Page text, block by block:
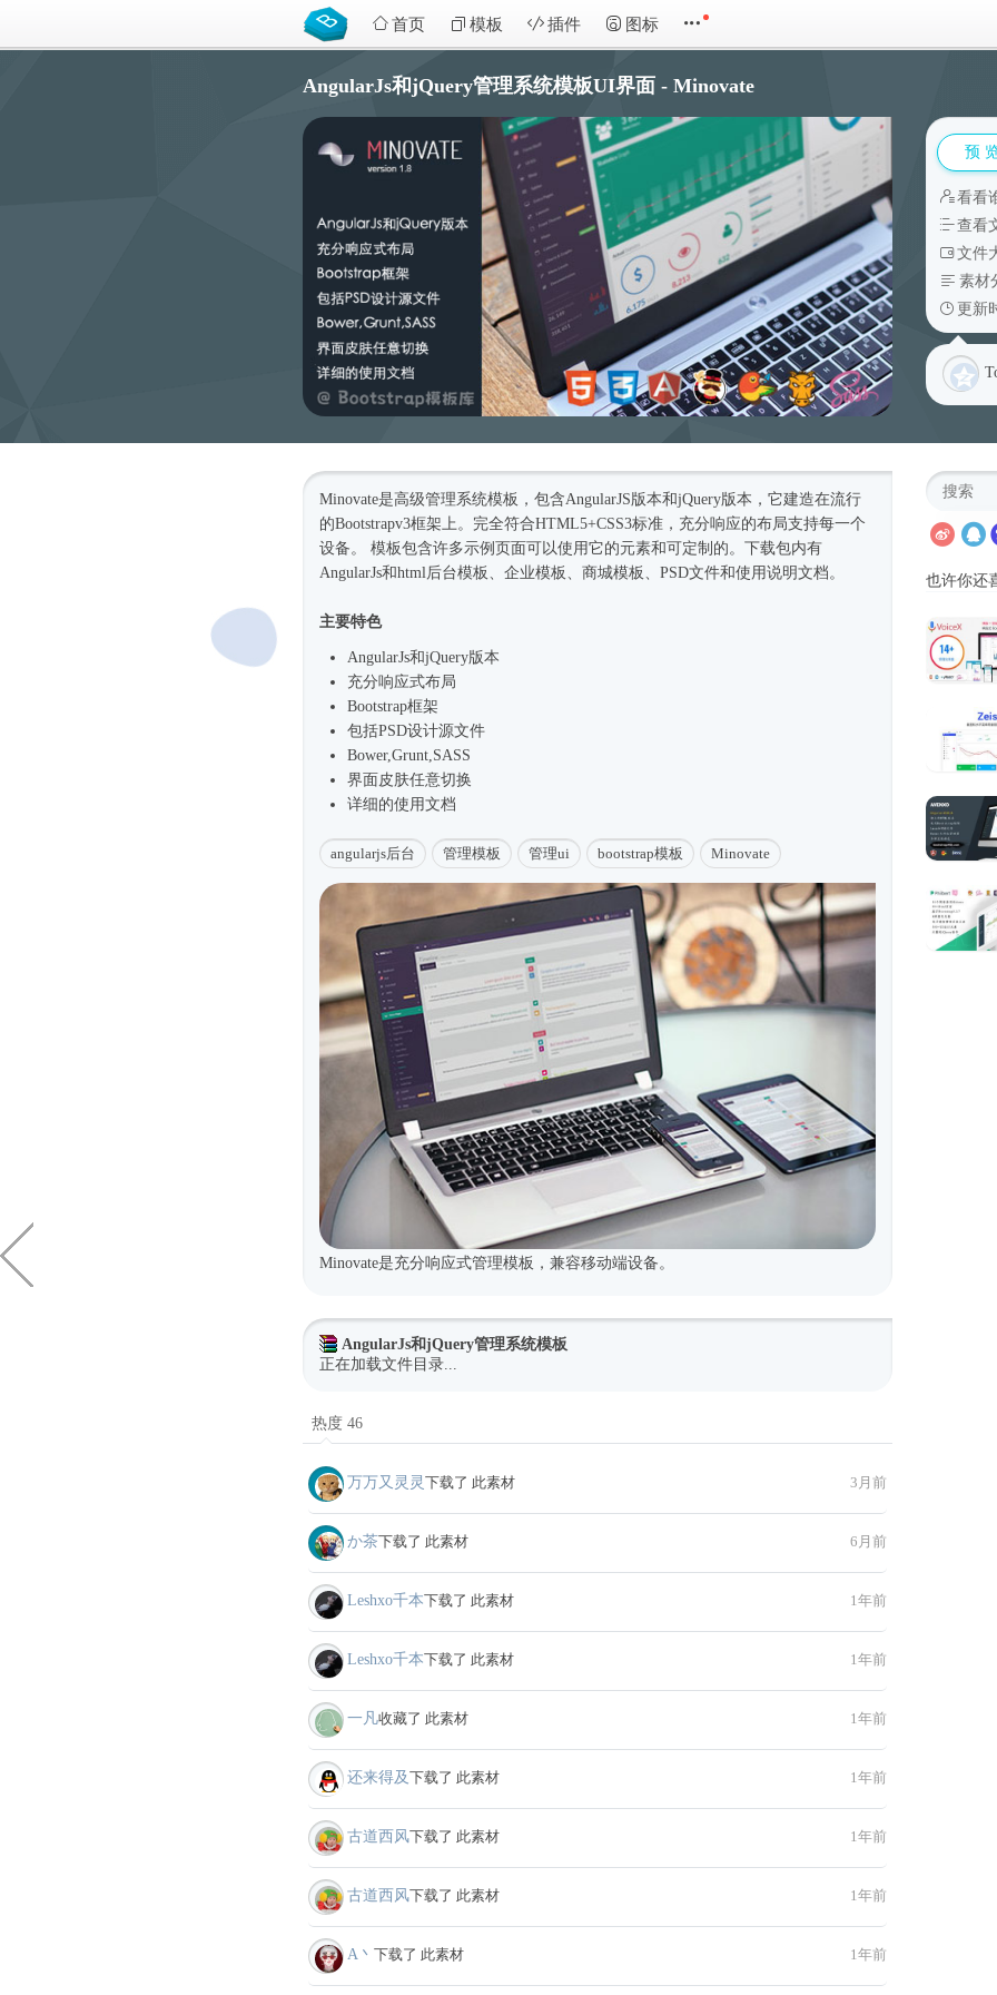
首页 模板 插件 图标
AngularJs和jQuery管理系统模板UI界面 - Minovate
预
看看
查看
文件
素材
更新
Minovate是高级管理系统模板，包含AngularJS版本和jQuery版本，它建造在流行
的Bootstrapv3框架上。完全符合HTML5+CSS3标准，充分响应的布局支持每一个
设备。 模板包含许多示例页面可以使用它的元素和可定制的。下载包内有
AngularJs和html后台模板 、企业模板 、商城模板、PSD文件和使用说明文档。
主要特色
AngularJs和jQuery版本
充分响应式布局
Bootstrap框架
包括PSD设计源文件
Bower,Grunt,SASS
界面皮肤任意切换
详细的使用文档
angularjs后台 管理模板 管理ui bootstrap模板 Minovate
Minovate是充分响应式管理模板，兼容移动端设备。
AngularJs和jQuery管理系统模板
正在加载文件目录...
热度 46
万万又灵灵 下载了 此素材 3月前
か茶下载了 此素材 6月前
Leshxo千本下载了 此素材 1年前
Leshxo千本下载了 此素材 1年前
一凡收藏了 此素材 1年前
还来得及下载了 此素材 1年前
古道西风下载了 此素材 1年前
古道西风下载了 此素材 1年前
A丶 下载了 此素材 1年前
也许你还